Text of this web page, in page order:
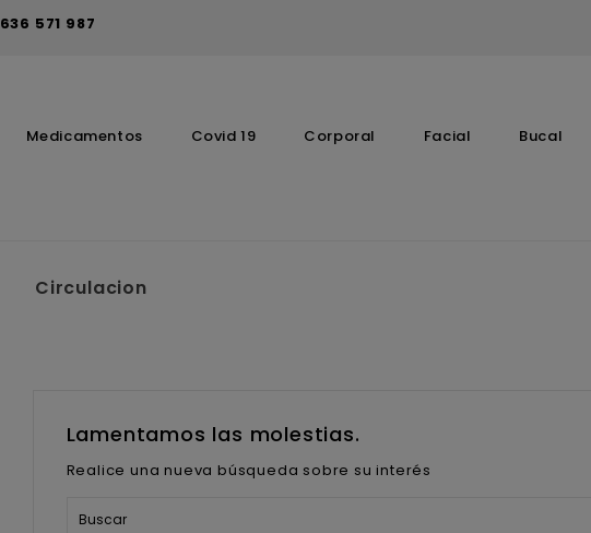
636 571 987
Medicamentos Covid 19 Corporal Facial Bucal
Circulacion
Lamentamos las molestias.
Realice una nueva búsqueda sobre su interés